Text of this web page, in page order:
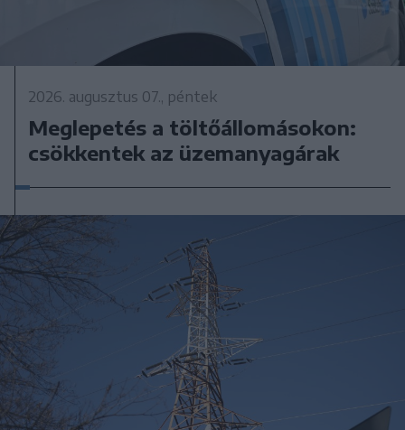
2026. augusztus 07., péntek
Meglepetés a töltőállomásokon:
csökkentek az üzemanyagárak